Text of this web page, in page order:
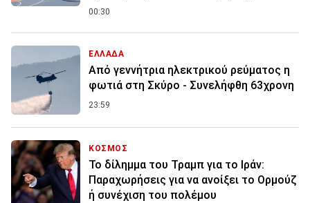
00:30
ΕΛΛΑΔΑ
Από γεννήτρια ηλεκτρικού ρεύματος η
φωτιά στη Σκύρο - Συνελήφθη 63χρονη
23:59
ΚΟΣΜΟΣ
Το δίλημμα του Τραμπ για το Ιράν:
Παραχωρήσεις για να ανοίξει το Ορμούζ
ή συνέχιση του πολέμου